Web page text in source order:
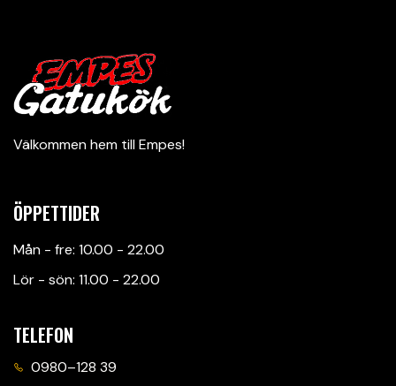
Välkommen hem till Empes!
ÖPPETTIDER
Mån - fre: 10.00 - 22.00
Lör - sön: 11.00 - 22.00
TELEFON
0980–128 39